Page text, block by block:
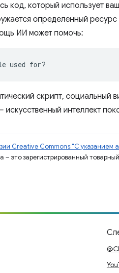
код, который использует
определенный ресурс
ИИ может помочь:
used for?
скрипт, социальный
интеллект
Creative Commons "С указанием
– это зарегистрированный